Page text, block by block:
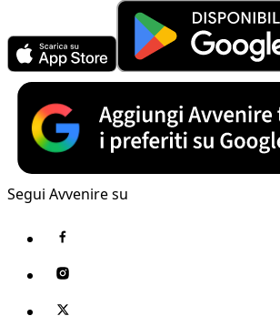
Segui Avvenire su